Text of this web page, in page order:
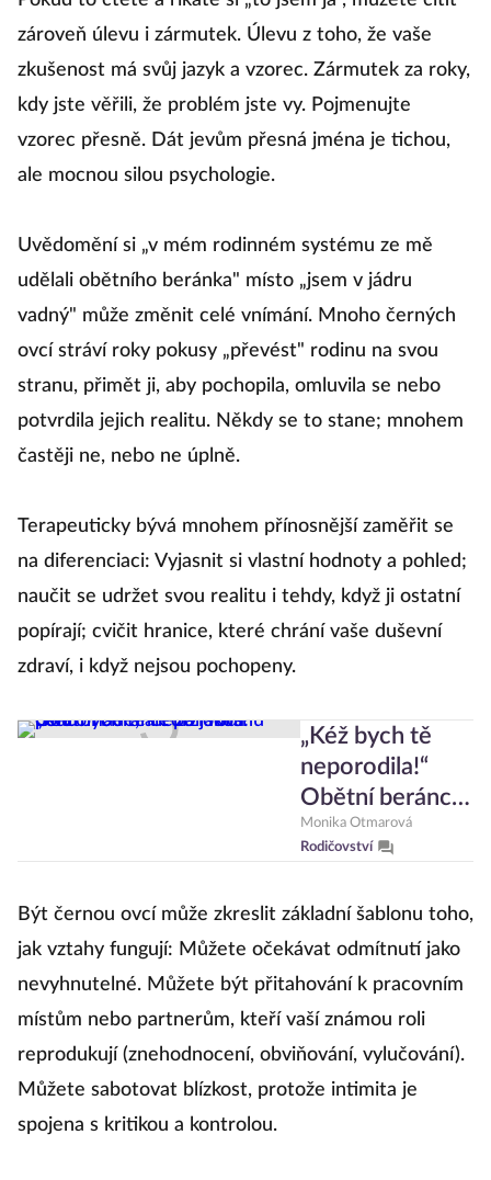
zároveň úlevu i zármutek. Úlevu z toho, že vaše
zkušenost má svůj jazyk a vzorec. Zármutek za roky,
kdy jste věřili, že problém jste vy. Pojmenujte
vzorec přesně. Dát jevům přesná jména je tichou,
ale mocnou silou psychologie.
Uvědomění si „v mém rodinném systému ze mě
udělali obětního beránka" místo „jsem v jádru
vadný" může změnit celé vnímání. Mnoho černých
ovcí stráví roky pokusy „převést" rodinu na svou
stranu, přimět ji, aby pochopila, omluvila se nebo
potvrdila jejich realitu. Někdy se to stane; mnohem
častěji ne, nebo ne úplně.
Terapeuticky bývá mnohem přínosnější zaměřit se
na diferenciaci: Vyjasnit si vlastní hodnoty a pohled;
naučit se udržet svou realitu i tehdy, když ji ostatní
popírají; cvičit hranice, které chrání vaše duševní
zdraví, i když nejsou pochopeny.
„Kéž bych tě
neporodila!“
Obětní beránci
drží rodinu
pohromadě, ale
Monika Otmarová
Rodičovství
Být černou ovcí může zkreslit základní šablonu toho,
jak vztahy fungují: Můžete očekávat odmítnutí jako
nevyhnutelné. Můžete být přitahování k pracovním
místům nebo partnerům, kteří vaší známou roli
reprodukují (znehodnocení, obviňování, vylučování).
Můžete sabotovat blízkost, protože intimita je
spojena s kritikou a kontrolou.